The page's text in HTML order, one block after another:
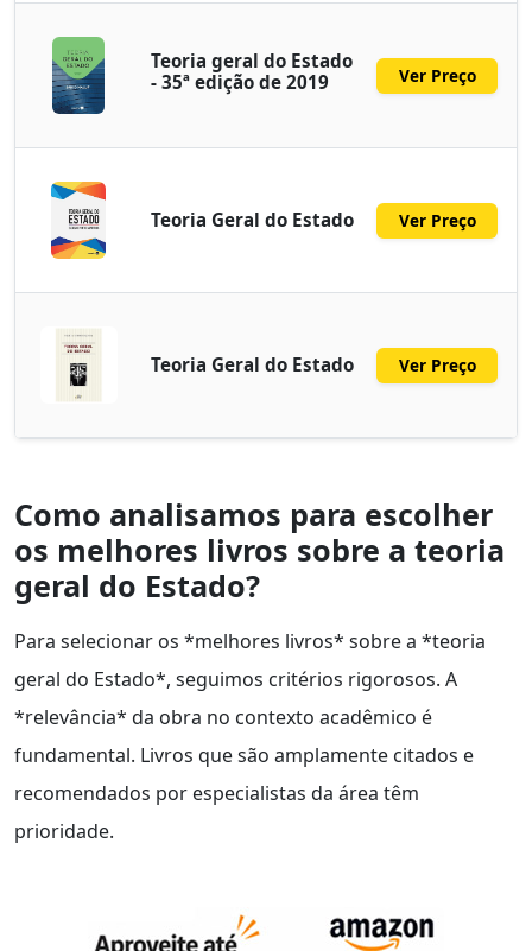
Teoria geral do Estado
- 35ª edição de 2019
Ver Preço
Teoria Geral do Estado Ver Preço
Teoria Geral do Estado Ver Preço
Como analisamos para escolher
os melhores livros sobre a teoria
geral do Estado?
Para selecionar os *melhores livros* sobre a *teoria
geral do Estado*, seguimos critérios rigorosos. A
*relevância* da obra no contexto acadêmico é
fundamental. Livros que são amplamente citados e
recomendados por especialistas da área têm
prioridade.